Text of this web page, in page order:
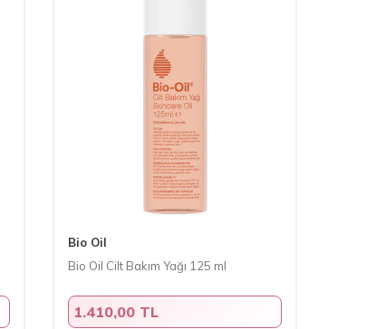
Bio Oil
Bio Oil Cilt Bakım Yağı 125 ml
1.410,00 TL